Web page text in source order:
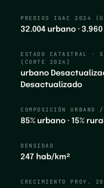
PREDIOS IGAC 2024
32.004 urbano · 3.960
ESTADO CATASTRAL ·
(CORTE 2024 )
urbano
Desactualizado
COMPOSICIÓN URBANO /
85% urbano · 15%
DENSIDAD
247 hab/km²
CRECIMIENTO PROY.